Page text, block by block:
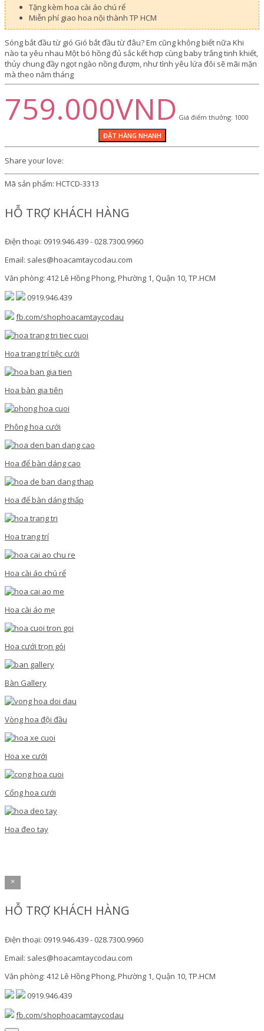
Tặng kèm hoa cài áo chú rể
Miễn phí giao hoa nội thành TP HCM
Sóng bắt đầu từ gió Gió bắt đầu từ đâu? Em cũng không biết nữa Khi
nào ta yêu nhau Một bó hồng đủ sắc kết hợp cùng baby trắng tinh khiết,
thủy chung đầy ngọt ngào nồng đượm, như tình yêu lứa đôi sẽ mãi mặn
mà theo năm tháng
759.000VND Giá điểm thưởng: 1000
Share your love:
Mã sản phẩm: HCTCD-3313
HỖ TRỢ KHÁCH HÀNG
Điện thoại: 0919.946.439 - 028.7300.9960
Email: sales@hoacamtaycodau.com
Văn phòng: 412 Lê Hồng Phong, Phường 1, Quận 10, TP.HCM
0919.946.439
fb.com/shophoacamtaycodau
Hoa trang trí tiệc cưới
Hoa bàn gia tiên
Phông hoa cưới
Hoa để bàn dáng cao
Hoa để bàn dáng thấp
Hoa trang trí
Hoa cài áo chú rể
Hoa cài áo mẹ
Hoa cưới trọn gói
Bàn Gallery
Vòng hoa đội đầu
Hoa xe cưới
Cổng hoa cưới
Hoa đeo tay
×
HỖ TRỢ KHÁCH HÀNG
Điện thoại: 0919.946.439 - 028.7300.9960
Email: sales@hoacamtaycodau.com
Văn phòng: 412 Lê Hồng Phong, Phường 1, Quận 10, TP.HCM
0919.946.439
fb.com/shophoacamtaycodau